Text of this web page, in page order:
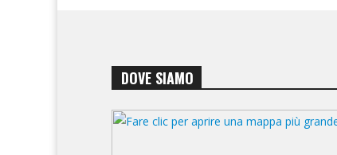
DOVE SIAMO